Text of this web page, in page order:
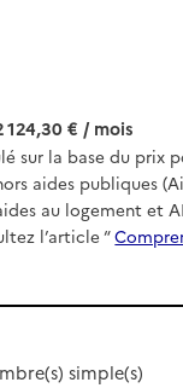
124,30 € / mois
sur la base du prix
aides publiques
au logement et
l’article “
simple(s)